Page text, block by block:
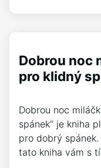
Dobrou noc
pro klidný
Dobrou noc
spánek“ je kniha
pro dobrý
tato kniha vám s